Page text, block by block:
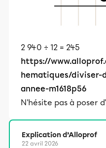
2 940 ÷ 12 = 245
https://
hematiques/diviser-
annee-m1618p56
N'hésite pas à poser
Explication d’Alloprof
22 avril 2026